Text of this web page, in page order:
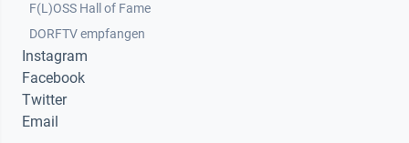
F(L)OSS Hall of Fame
Footer 4
DORFTV empfangen
Instagram
Facebook
Twitter
Email